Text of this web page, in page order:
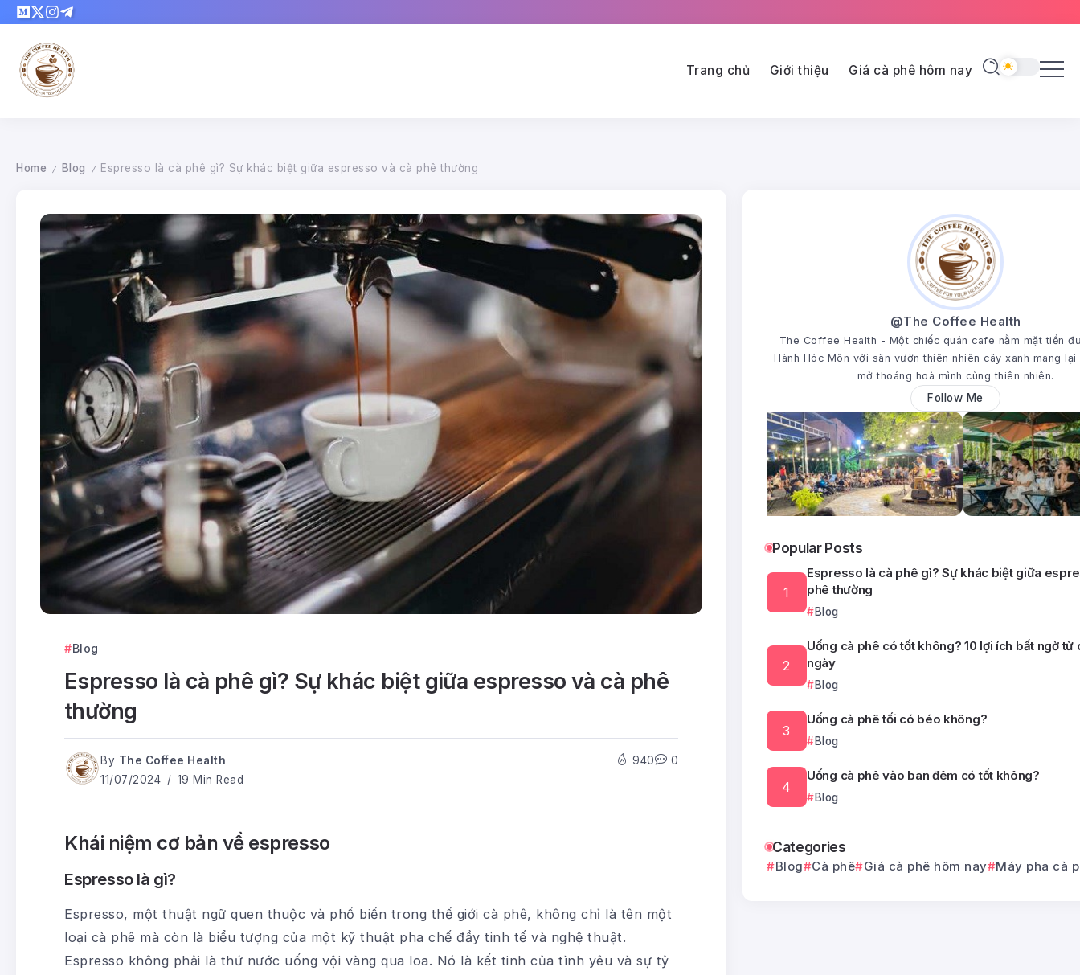
Trang chủ Giới thiệu Giá cà phê hôm nay
Home / Blog / Espresso là cà phê gì? Sự khác biệt giữa espresso và cà phê thường
Blog
Espresso là cà phê gì? Sự khác biệt giữa espresso và cà phê
thường
By The Coffee Health
11/07/2024
19 Min Read
940 0
Khái niệm cơ bản về espresso
Espresso là gì?
Espresso, một thuật ngữ quen thuộc và phổ biến trong thế giới cà phê, không chỉ là tên một
loại cà phê mà còn là biểu tượng của một kỹ thuật pha chế đầy tinh tế và nghệ thuật.
Espresso không phải là thứ nước uống vội vàng qua loa. Nó là kết tinh của tình yêu và sự tỷ
@The Coffee Health
The Coffee Health - Một chiếc quán cafe nằm mặt tiền
Hành Hóc Môn với sân vườn thiên nhiên cây xanh mang
mở thoáng hoà mình cùng thiên nhiên.
Follow Me
Popular Posts
Espresso là cà phê gì? Sự khác biệt giữa
phê thường
Blog
Uống cà phê có tốt không? 10 lợi ích bất ngờ từ
ngày
Blog
Uống cà phê tối có béo không?
Blog
Uống cà phê vào ban đêm có tốt không?
Blog
Categories
Blog Cà phê Giá cà phê hôm nay Máy pha cà